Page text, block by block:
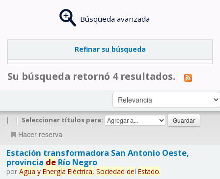
Búsqueda avanzada
Refinar su búsqueda
Su búsqueda retornó 4 resultados.
| | Seleccionar títulos para:
Hacer reserva
Estación transformadora San Antonio Oeste,
provincia deRío Negro
por Agua y Energía Eléctrica, Sociedad del Estado.